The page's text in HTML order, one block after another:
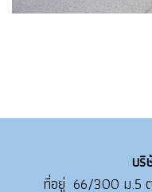
บริ
ที่อยู่ 66/300 ม.5 ต